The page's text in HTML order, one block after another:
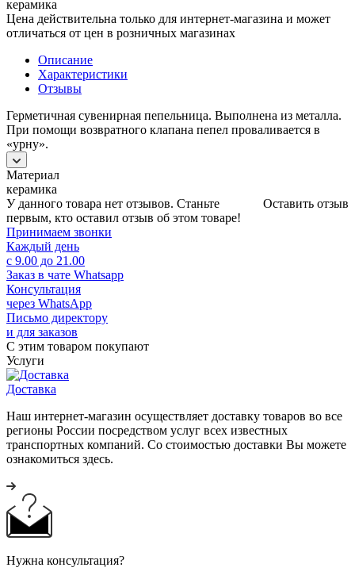
керамика
Цена действительна только для интернет-магазина и может
отличаться от цен в розничных магазинах
Описание
Характеристики
Отзывы
Герметичная сувенирная пепельница. Выполнена из металла.
При помощи возвратного клапана пепел проваливается в
«урну».
Материал
керамика
Оставить отзыв
У данного товара нет отзывов. Станьте
первым, кто оставил отзыв об этом товаре!
Принимаем звонки
Каждый день
с 9.00 до 21.00
Заказ в чате Whatsapp
Консультация
через WhatsApp
Письмо директору
и для заказов
С этим товаром покупают
Услуги
Доставка
Наш интернет-магазин осуществляет доставку товаров во все
регионы России посредством услуг всех известных
транспортных компаний. Со стоимостью доставки Вы можете
ознакомиться здесь.
Нужна консультация?